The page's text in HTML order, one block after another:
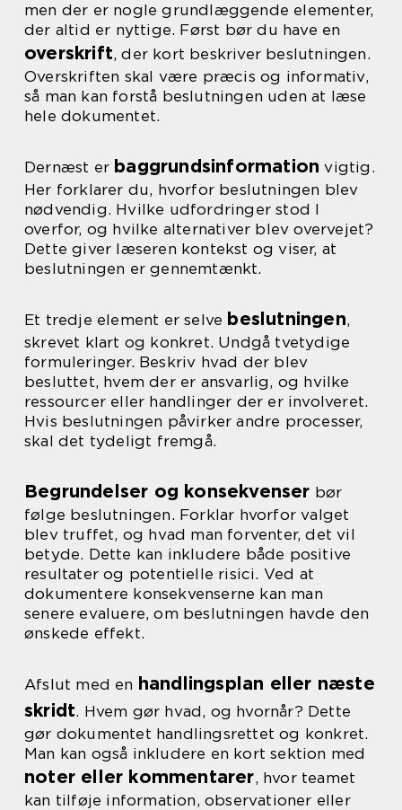
men der er nogle grundlæggende elementer,
der altid er nyttige. Først bør du have en
overskrift, der kort beskriver beslutningen.
Overskriften skal være præcis og informativ,
så man kan forstå beslutningen uden at læse
hele dokumentet.
Dernæst er baggrundsinformation vigtig.
Her forklarer du, hvorfor beslutningen blev
nødvendig. Hvilke udfordringer stod I
overfor, og hvilke alternativer blev overvejet?
Dette giver læseren kontekst og viser, at
beslutningen er gennemtænkt.
Et tredje element er selve beslutningen,
skrevet klart og konkret. Undgå tvetydige
formuleringer. Beskriv hvad der blev
besluttet, hvem der er ansvarlig, og hvilke
ressourcer eller handlinger der er involveret.
Hvis beslutningen påvirker andre processer,
skal det tydeligt fremgå.
Begrundelser og konsekvenser bør
følge beslutningen. Forklar hvorfor valget
blev truffet, og hvad man forventer, det vil
betyde. Dette kan inkludere både positive
resultater og potentielle risici. Ved at
dokumentere konsekvenserne kan man
senere evaluere, om beslutningen havde den
ønskede effekt.
Afslut med en handlingsplan eller næste
skridt. Hvem gør hvad, og hvornår? Dette
gør dokumentet handlingsrettet og konkret.
Man kan også inkludere en kort sektion med
noter eller kommentarer, hvor teamet
kan tilføje information, observationer eller